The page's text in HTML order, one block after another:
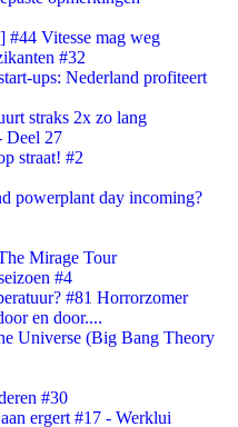
Vitesse mag weg
#32
ups: Nederland profiteert
straks 2x zo lang
Deel 27
straat! #2
powerplant day incoming?
Mirage Tour
#4
#81 Horrorzomer
en door....
Universe (Big Bang Theory
#30
ergert #17 - Werklui